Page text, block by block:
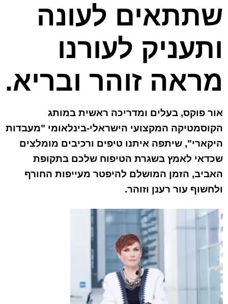
שתתאים לעונה
ותעניק לעורנו
מראה זוהר ובריא.
אור פוקס, בעלים ומדריכה ראשית במותג
הקוסמטיקה המקצועי הישראלי-בינלאומי "מעבדות
היקארי", שיתפה איתנו טיפים ורכיבים מומלצים
שכדאי לאמץ בשגרת הטיפוח שלכם בתקופת
האביב, הזמן המושלם להיפטר מעייפות החורף
ולחשוף עור רענן וזוהר.